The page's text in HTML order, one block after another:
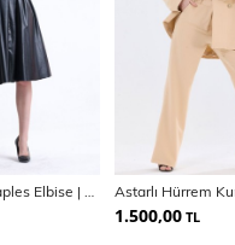
1.500,00 TL